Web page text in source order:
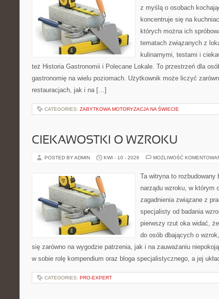
z myślą o osobach
koncentruje się na
których można ich
tematach związanych z
kulinarnymi, testami i
też Historia Gastronomii i Polecane Lokale. To przestrzeń dla
gastronomię na wielu poziomach. Użytkownik może liczyć
restauracjach, jak i na […]
CATEGORIES: ZABYTKOWA MOTORYZACJA NA ŚWIECIE
CIEKAWOSTKI O WZROKU
POSTED BY ADMIN KWI - 10 - 2026 MOŻLIWOŚĆ
Ta witryna to
narządu wzroku, w którym
zagadnienia związane z
specjalisty od badania
pierwszy rzut oka widać,
do osób dbających o
się zarówno na wygodzie patrzenia, jak i na zauważaniu
w sobie rolę kompendium oraz bloga specjalistycznego, a jej
CATEGORIES: PRO-EXPERT